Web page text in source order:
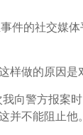
件的社交媒
做的原因是
向警方报案
并不能阻止他